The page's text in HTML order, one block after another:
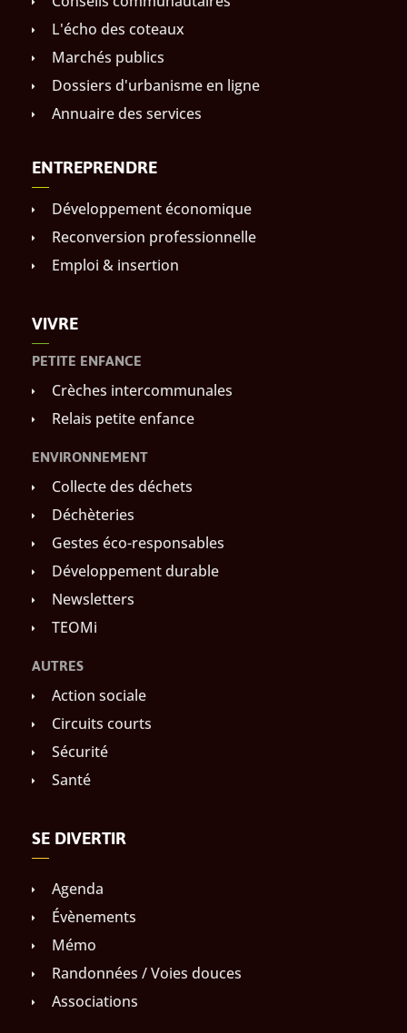
L'écho des coteaux
Marchés publics
Dossiers d'urbanisme en ligne
Annuaire des services
ENTREPRENDRE
Développement économique
Reconversion professionnelle
Emploi & insertion
VIVRE
PETITE ENFANCE
Crèches intercommunales
Relais petite enfance
ENVIRONNEMENT
Collecte des déchets
Déchèteries
Gestes éco-responsables
Développement durable
Newsletters
TEOMi
AUTRES
Action sociale
Circuits courts
Sécurité
Santé
SE DIVERTIR
Agenda
Évènements
Mémo
Randonnées / Voies douces
Associations